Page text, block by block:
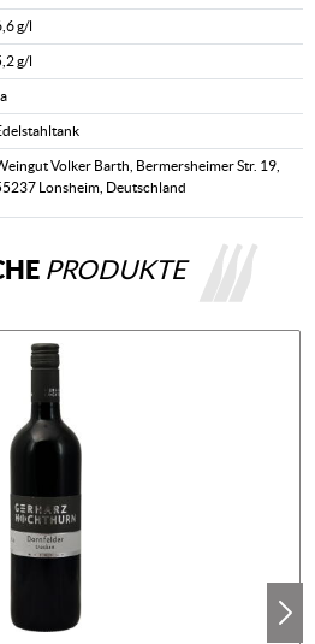
g/l
g/l
Volker Barth, Bermersheimer Str. 19,
Lonsheim, Deutschland
PRODUKTE